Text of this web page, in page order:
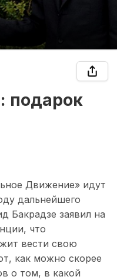
подарок
Движение» идут
дальнейшего
Бакрадзе заявил на
что
вести свою
как можно скорее
о том, в какой